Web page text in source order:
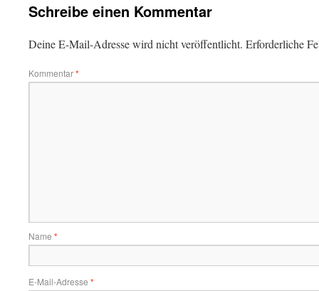
Schreibe einen Kommentar
Deine E-Mail-Adresse wird nicht veröffentlicht. Erforderliche
Kommentar*
Name *
E-Mail-Adresse *